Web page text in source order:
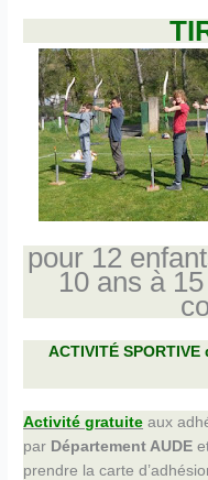
pour 12
10 ans à
ACTIVITÉ
Activité gratuite aux
par Département AUDE
prendre la carte